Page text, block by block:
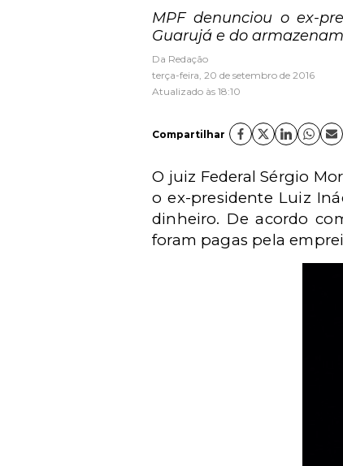
MPF denunciou o ex-
Guarujá e do
Da Redação
terça-feira, 20 de setembro de 2016
Atualizado às 18:10
Compartilhar
O juiz Federal Sérgio
o ex-presidente Luiz
dinheiro. De acordo
foram pagas pela